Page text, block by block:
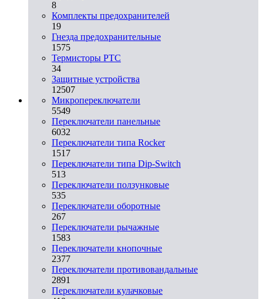
8
Комплекты предохранителей
19
Гнезда предохранительные
1575
Термисторы PTC
34
Защитные устройства
12507
Микропереключатели
5549
Переключатели панельные
6032
Переключатели типа Rocker
1517
Переключатели типа Dip-Switch
513
Переключатели ползунковые
535
Переключатели оборотные
267
Переключатели рычажные
1583
Переключатели кнопочные
2377
Переключатели противовандальные
2891
Переключатели кулачковые